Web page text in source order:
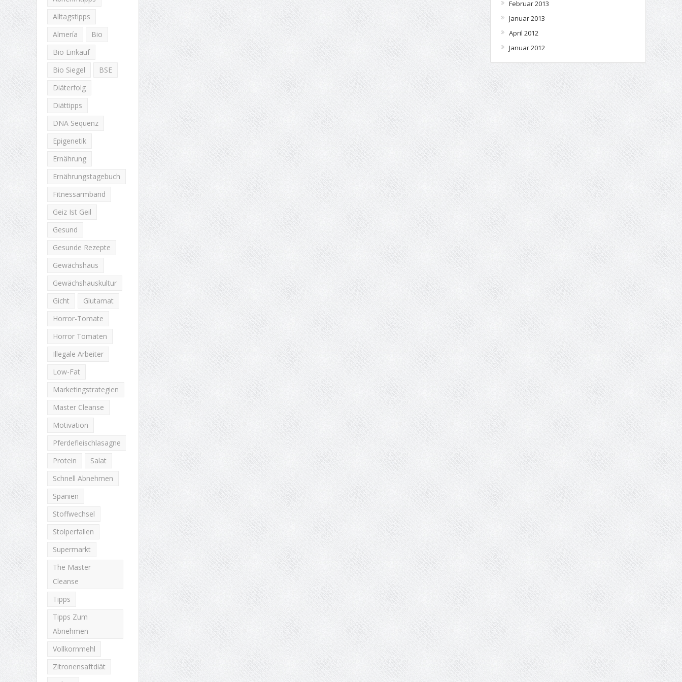
Alltagstipps
Almería
Bio
Bio Einkauf
Bio Siegel
BSE
Diäterfolg
Diättipps
DNA Sequenz
Epigenetik
Ernährung
Ernährungstagebuch
Fitnessarmband
Geiz Ist Geil
Gesund
Gesunde Rezepte
Gewächshaus
Gewächshauskultur
Gicht
Glutamat
Horror-Tomate
Horror Tomaten
Illegale Arbeiter
Low-Fat
Marketingstrategien
Master Cleanse
Motivation
Pferdefleischlasagne
Protein
Salat
Schnell Abnehmen
Spanien
Stoffwechsel
Stolperfallen
Supermarkt
The Master
Cleanse
Tipps
Tipps Zum
Abnehmen
Vollkornmehl
Zitronensaftdiät
Februar 2013
Januar 2013
April 2012
Januar 2012